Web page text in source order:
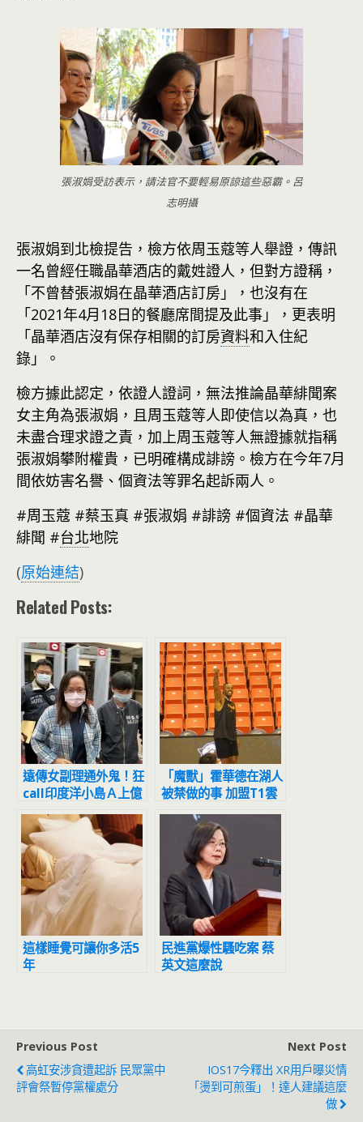
張淑娟受訪表示，請法官不要輕易原諒這些惡霸。呂
志明攝
張淑娟到北檢提告，檢方依周玉蔻等人舉證，傳訊
一名曾經任職晶華酒店的戴姓證人，但對方證稱，
「不曾替張淑娟在晶華酒店訂房」，也沒有在
「2021年4月18日的餐廳席間提及此事」，更表明
「晶華酒店沒有保存相關的訂房資料和入住紀
錄」。
檢方據此認定，依證人證詞，無法推論晶華緋聞案
女主角為張淑娟，且周玉蔻等人即使信以為真，也
未盡合理求證之責，加上周玉蔻等人無證據就指稱
張淑娟攀附權貴，已明確構成誹謗。檢方在今年7月
間依妨害名譽、個資法等罪名起訴兩人。
#周玉蔻 #蔡玉真 #張淑娟 #誹謗 #個資法 #晶華
緋聞 #台北地院
(原始連結)
Related Posts:
遠傳女副理通外鬼！狂
call印度洋小島Ａ上億
50萬交保
「魔獸」霍華德在湖人
被禁做的事 加盟T1雲
豹後解鎖了
這樣睡覺可讓你多活5
年
民進黨爆性騷吃案 蔡
英文這麼說
Previous Post
高虹安涉貪遭起訴 民眾黨中
評會祭暫停黨權處分
Next Post
IOS17今釋出 XR用戶曝災情
「燙到可煎蛋」！達人建議這麼
做